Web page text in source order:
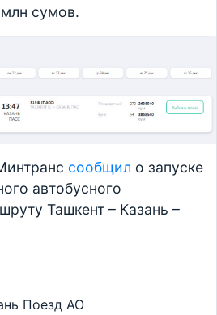
сумов.
сообщил о запуске
автобусного
Ташкент – Казань –
Поезд АО